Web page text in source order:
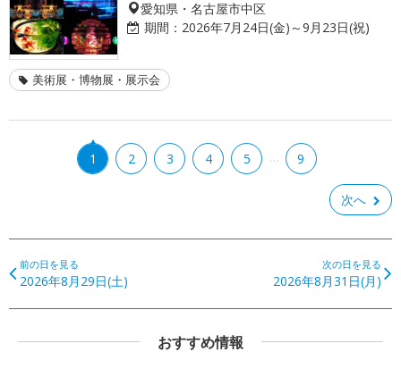
愛知県・名古屋市中区
期間： 2026年7月24日(金)～9月23日(祝)
美術展・博物展・展示会
1 2 3 4 5 … 9
次へ
前の日を見る
2026年8月29日(土)
次の日を見る
2026年8月31日(月)
おすすめ情報